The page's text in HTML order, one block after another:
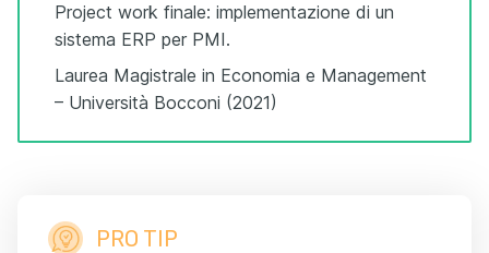
Project work finale: implementazione di un
sistema ERP per PMI.
Laurea Magistrale in Economia e Management
– Università Bocconi (2021)
PRO TIP